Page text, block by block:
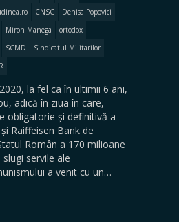
CNSC
Denisa Popovici
Miron Manega
ortodox
SCMD
Sindicatul Militarilor
la fel ca în ultimii 6 ani,
adică în ziua în care,
obligatorie și definitivă a
Raiffeisen Bank de
Român a 170 milioane
servile ale
a venit cu un…